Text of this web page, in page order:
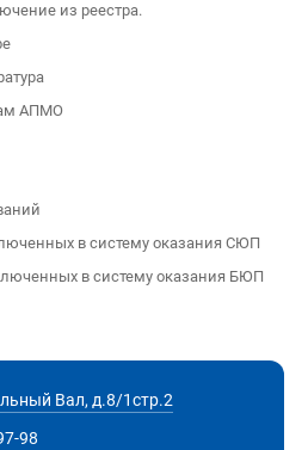
из реестра.
АПМО
в систему оказания СЮП
в систему оказания БЮП
Вал, д.8/1стр.2
98